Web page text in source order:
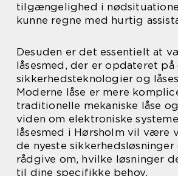
tilgængelighed i
kunne regne med hurtig
Desuden er det essentielt at
låsesmed, der er opdateret på
sikkerhedsteknologier og
Moderne låse er mere
traditionelle mekaniske låse
viden om elektroniske
låsesmed i Hørsholm vil være
de nyeste
rådgive om, hvilke løsninger
til dine specifikke behov.